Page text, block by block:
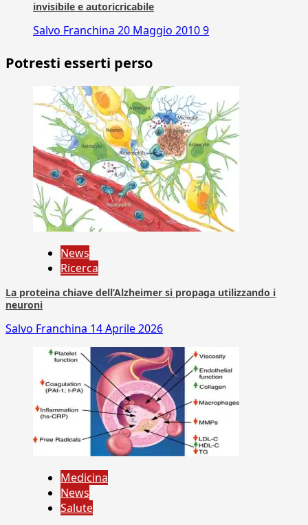
invisibile e autoricricabile
Salvo Franchina 20 Maggio 20109
Potresti esserti perso
News
Ricerca
La proteina chiave dell’Alzheimer si propaga utilizzando i
neuroni
Salvo Franchina 14 Aprile 2026
Medicina
News
Salute